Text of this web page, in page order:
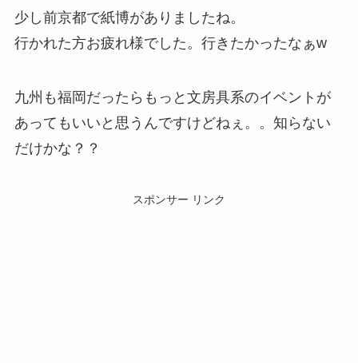
少し前京都で紙博がありましたね。
行かれた方お疲れ様でした。行きたかったなぁw
九州も福岡だったらもっと文房具系のイベントが
あってもいいと思うんですけどねぇ。。知らない
だけかな？？
スポンサー リンク